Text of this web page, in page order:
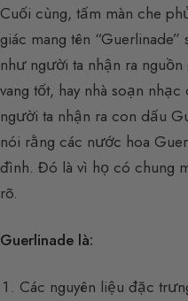
Cuối cùng, tấm màn che
giác mang tên
như người ta nhận ra
vang tốt, hay nhà soạn
người ta nhận ra con dấu
nói rằng các nước hoa
đình. Đó là vì họ có chung
rõ.
Guerlinade là:
Các nguyên liệu đặc